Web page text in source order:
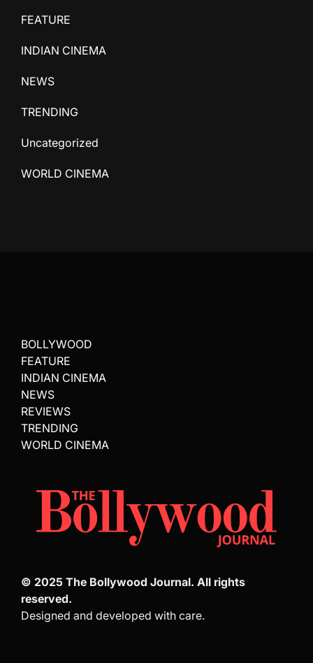
FEATURE
INDIAN CINEMA
NEWS
TRENDING
Uncategorized
WORLD CINEMA
BOLLYWOOD
FEATURE
INDIAN CINEMA
NEWS
REVIEWS
TRENDING
WORLD CINEMA
© 2025 The Bollywood Journal. All rights
reserved.
Designed and developed with care.